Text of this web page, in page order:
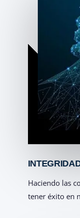
Haciendo las
tener éxito en